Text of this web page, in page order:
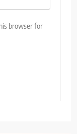
browser for